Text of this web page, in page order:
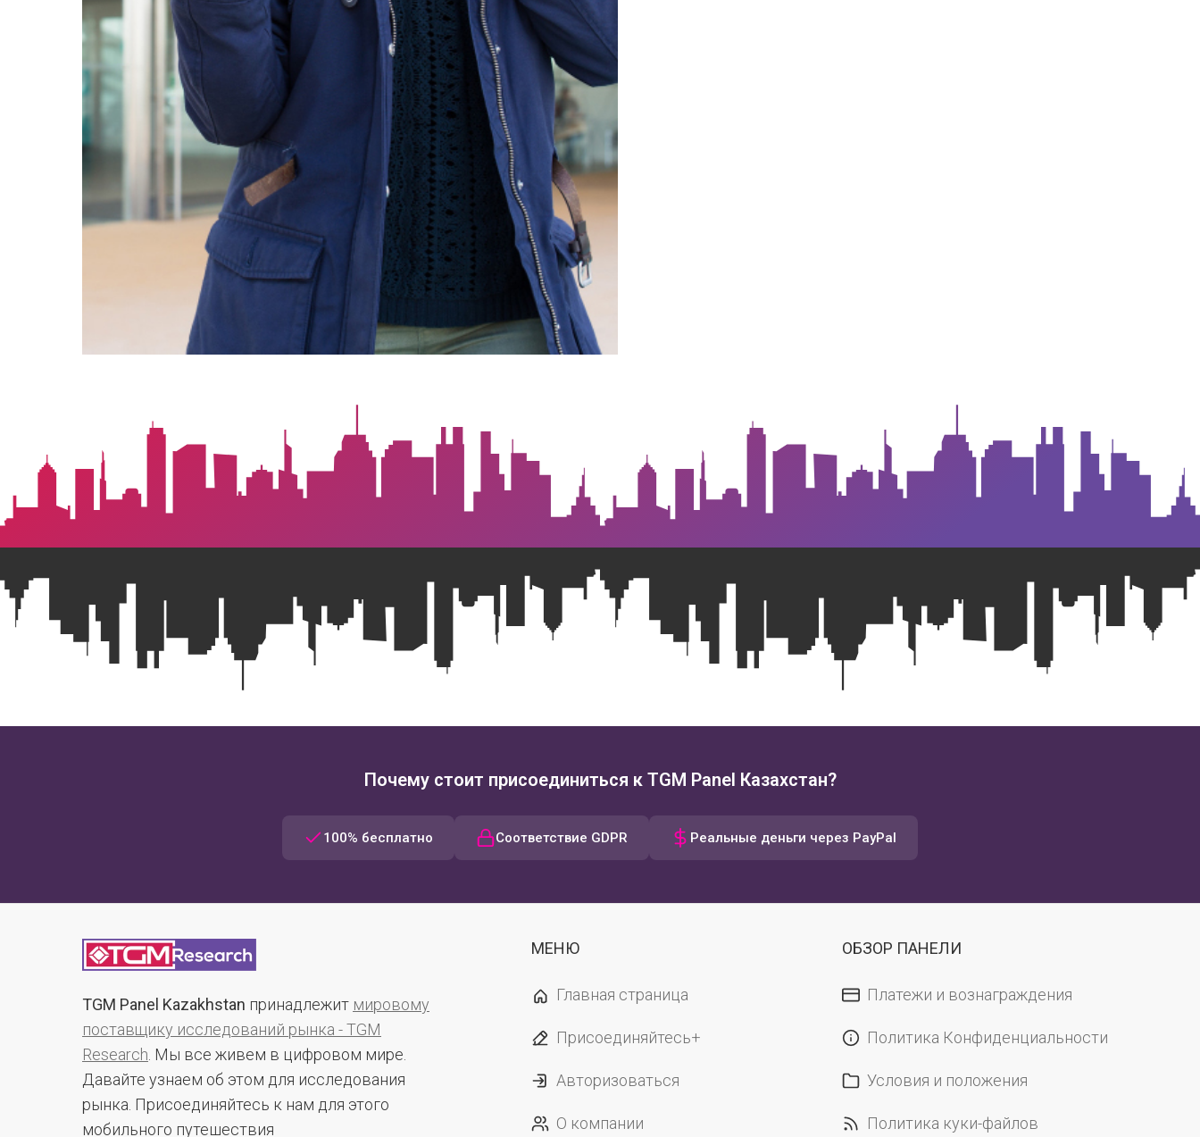
Почему стоит присоединиться к TGM Panel Казахстан?
100% бесплатно Соответствие GDPR Реальные деньги через PayPal
TGM Panel Kazakhstan принадлежит мировому
поставщику исследований рынка - TGM
Research . Мы все живем в цифровом мире.
Давайте узнаем об этом для исследования
рынка. Присоединяйтесь к нам для этого
мобильного путешествия
МЕНЮ
Главная страница
Присоединяйтесь+
Авторизоваться
О компании
ОБЗОР ПАНЕЛИ
Платежи и вознаграждения
Политика Конфиденциальности
Условия и положения
Политика куки-файлов